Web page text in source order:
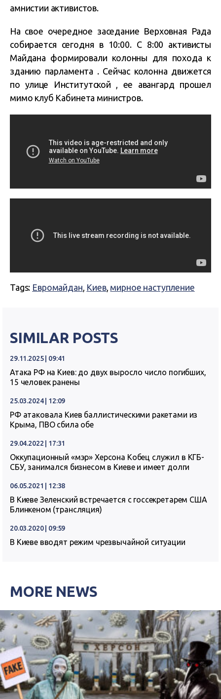
амнистии активистов.
На свое очередное заседание Верховная Рада
собирается сегодня в 10:00. С 8:00 активисты
Майдана формировали колонны для похода к
зданию парламента . Сейчас колонна движется
по улице Институтской , ее авангард прошел
мимо клуб Кабинета министров.
Tags: Евромайдан, Киев, мирное наступление
SIMILAR POSTS
29.11.2025 | 09:41
Атака РФ на Киев: до двух выросло число погибших,
15 человек ранены
25.03.2024 | 12:09
РФ атаковала Киев баллистическими ракетами из
Крыма, ПВО сбила обе
29.04.2022 | 17:31
Оккупационный «мэр» Херсона Кобец служил в КГБ-
СБУ, занимался бизнесом в Киеве и имеет долги
06.05.2021 | 12:38
В Киеве Зеленский встречается с госсекретарем США
Блинкеном (трансляция)
20.03.2020 | 09:59
В Киеве вводят режим чрезвычайной ситуации
MORE NEWS